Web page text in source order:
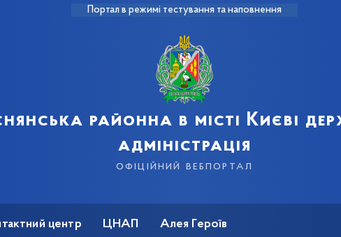
Портал в режимі тестування та наповнення
районна в місті Києві
адміністрація
офіційний вебпортал
центр ЦНАП Алея Героїв